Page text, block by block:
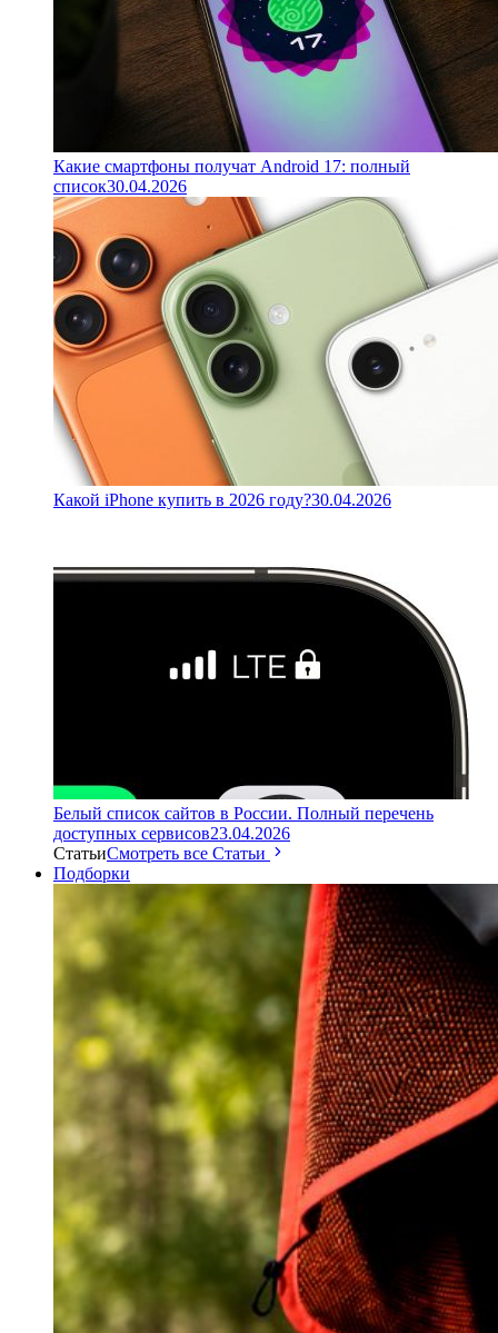
Какие смартфоны получат Android 17: полный
список30.04.2026
Какой iPhone купить в 2026 году?30.04.2026
Белый список сайтов в России. Полный перечень
доступных сервисов23.04.2026
СтатьиСмотреть все Статьи
Подборки